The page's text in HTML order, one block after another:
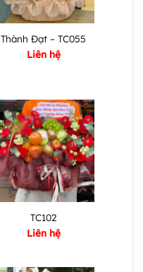
Thành Đạt – TC055
Liên hệ
TC102
Liên hệ